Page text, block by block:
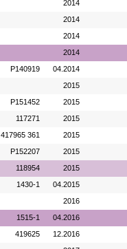
2014
2014
2014
2014
P140919 04.2014
2015
P151452 2015
117271 2015
417965 361 2015
P152207 2015
118954 2015
1430-1 04.2015
2016
1515-1 04.2016
419625 12.2016